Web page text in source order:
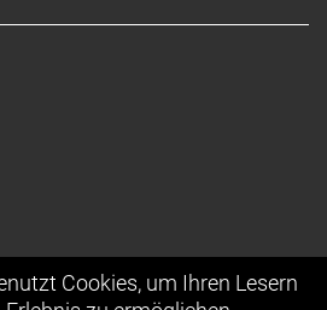
Cookies, um Ihren Lesern